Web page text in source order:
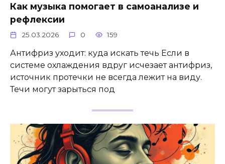
Как музыка помогает в самоанализе и
рефлексии
25.03.2026 0 159
Антифриз уходит: куда искать течь Если в
системе охлаждения вдруг исчезает антифриз,
источник протечки не всегда лежит на виду.
Течи могут зарыться под